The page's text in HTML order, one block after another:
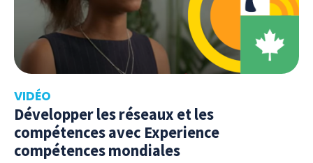
VIDÉO
Développer les réseaux et les
compétences avec Experience
compétences mondiales